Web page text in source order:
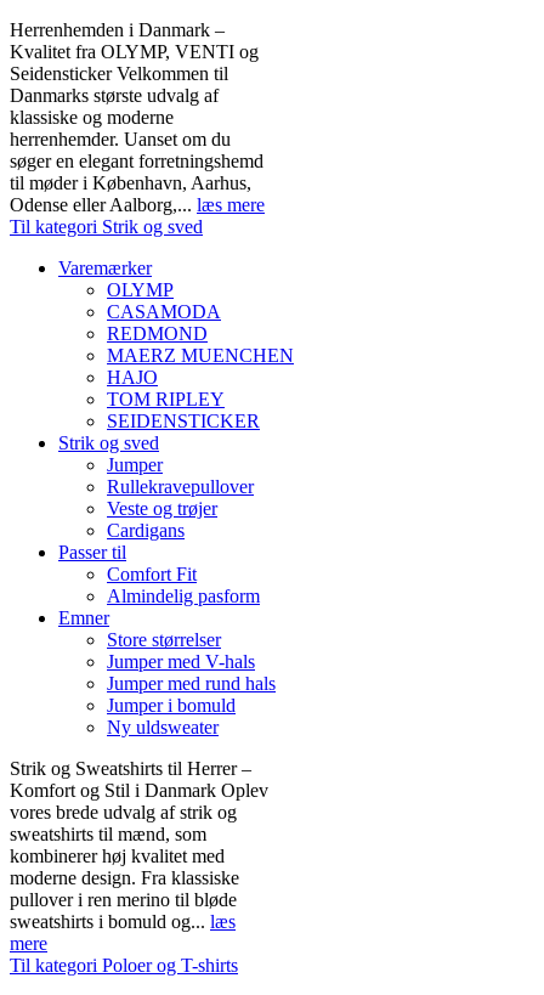
Herrenhemden i Danmark –
Kvalitet fra OLYMP, VENTI og
Seidensticker Velkommen til
Danmarks største udvalg af
klassiske og moderne
herrenhemder. Uanset om du
søger en elegant forretningshemd
til møder i København, Aarhus,
Odense eller Aalborg,... læs mere
Til kategori Strik og sved
Varemærker
OLYMP
CASAMODA
REDMOND
MAERZ MUENCHEN
HAJO
TOM RIPLEY
SEIDENSTICKER
Strik og sved
Jumper
Rullekravepullover
Veste og trøjer
Cardigans
Passer til
Comfort Fit
Almindelig pasform
Emner
Store størrelser
Jumper med V-hals
Jumper med rund hals
Jumper i bomuld
Ny uldsweater
Strik og Sweatshirts til Herrer –
Komfort og Stil i Danmark Oplev
vores brede udvalg af strik og
sweatshirts til mænd, som
kombinerer høj kvalitet med
moderne design. Fra klassiske
pullover i ren merino til bløde
sweatshirts i bomuld og... læs
mere
Til kategori Poloer og T-shirts